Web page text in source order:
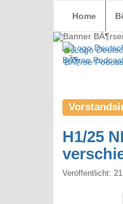
Home
H1/25
Veröffentlicht: